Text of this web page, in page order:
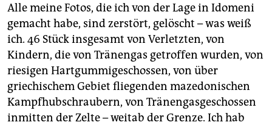
Alle meine Fotos, die ich von der Lage in Idomeni
gemacht habe, sind zerstört, gelöscht – was weiß
ich. 46 Stück insgesamt von Verletzten, von
Kindern, die von Tränengas getroffen wurden, von
riesigen Hartgummigeschossen, von über
griechischem Gebiet fliegenden mazedonischen
Kampfhubschraubern, von Tränengasgeschossen
inmitten der Zelte – weitab der Grenze. Ich hab